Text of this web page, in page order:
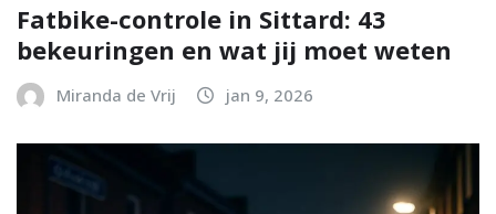
Fatbike-controle in Sittard: 43
bekeuringen en wat jij moet weten
Miranda de Vrij jan 9, 2026